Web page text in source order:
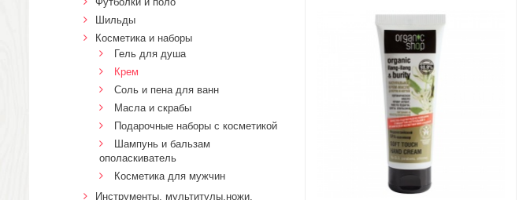
Шильды
Косметика и наборы
Гель для душа
Крем
Соль и пена для ванн
Масла и скрабы
Подарочные наборы с косметикой
Шампунь и бальзам
ополаскиватель
Косметика для мужчин
Инструменты, мультитулы,ножи,